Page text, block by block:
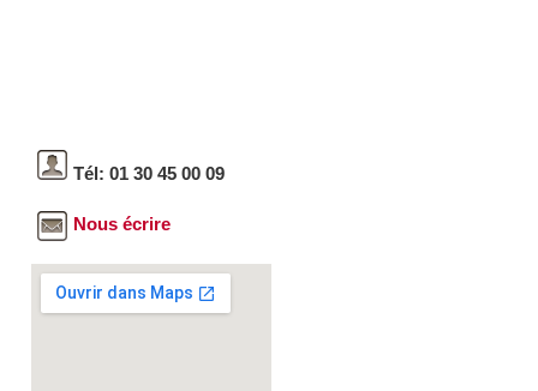
Tél: 01 30 45 00 09
Nous écrire